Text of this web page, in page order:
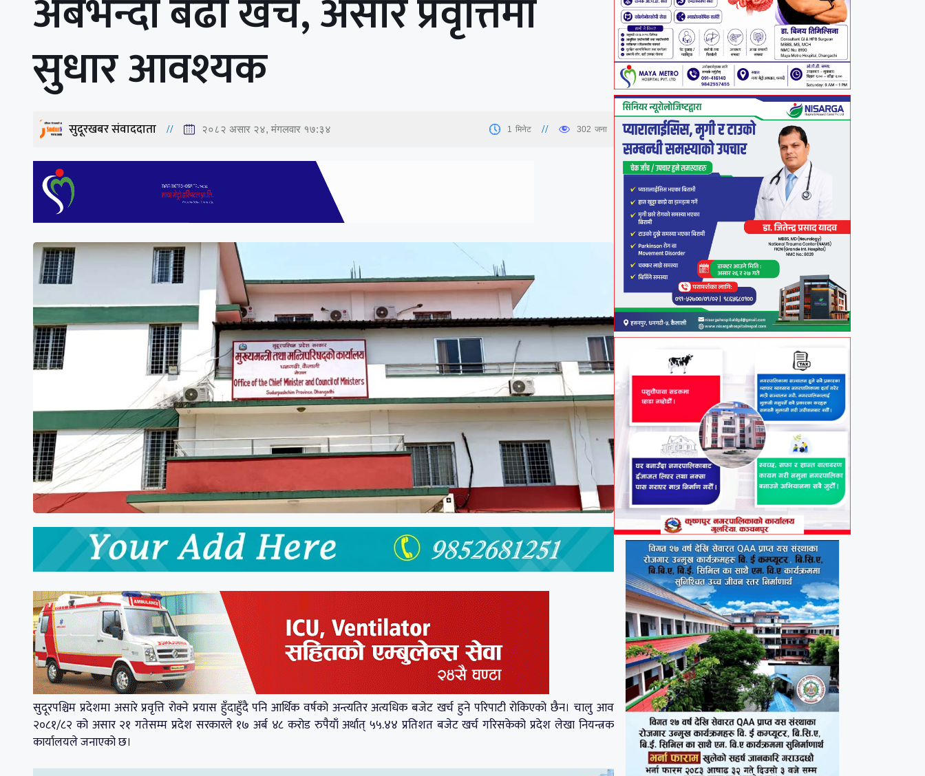
अर्बभन्दा बढी खर्च, असारे प्रवृत्तिमा
सुधार आवश्यक
सुदूरखबर संवाददाता २०८२ असार २४, मंगलवार १७:३४ 1 मिनेट 302 जना
सुदूरपश्चिम प्रदेशमा असारे प्रवृत्ति रोक्ने प्रयास हुँदाहुँदै पनि आर्थिक वर्षको अन्त्यतिर अत्यधिक बजेट खर्च हुने परिपाटी रोकिएको छैन। चालु आव
२०८१/८२ को असार २१ गतेसम्म प्रदेश सरकारले १७ अर्ब ४८ करोड रुपैयाँ अर्थात् ५५.४४ प्रतिशत बजेट खर्च गरिसकेको प्रदेश लेखा नियन्त्रक
कार्यालयले जनाएको छ।